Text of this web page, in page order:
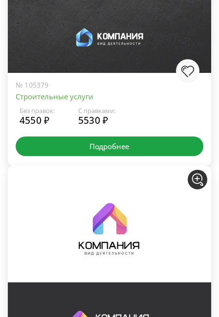
№ 105379
Строительные услуги
Без правок:
4550 ₽
С правками:
5530 ₽
Подробнее